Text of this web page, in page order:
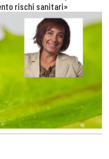
rischi sanitari»